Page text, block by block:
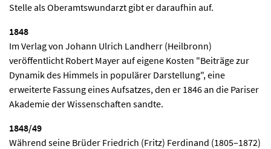
Stelle als Oberamtswundarzt gibt er daraufhin auf.
1848
Im Verlag von Johann Ulrich Landherr (Heilbronn)
veröffentlicht Robert Mayer auf eigene Kosten "Beiträge zur
Dynamik des Himmels in populärer Darstellung", eine
erweiterte Fassung eines Aufsatzes, den er 1846 an die Pariser
Akademie der Wissenschaften sandte.
1848/49
Während seine Brüder Friedrich (Fritz) Ferdinand (1805–1872)